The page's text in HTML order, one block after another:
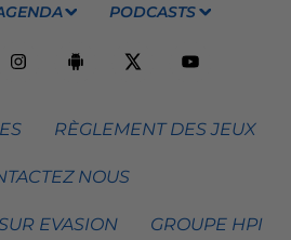
PODCASTS
RÈGLEMENT DES JEUX
NOUS
EVASION GROUPE HPI